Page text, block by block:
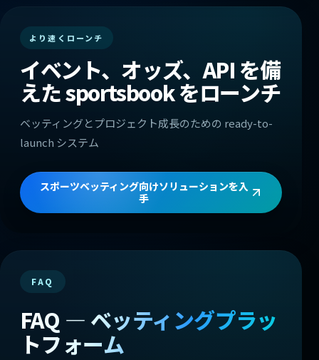
より速くローンチ
イベント、オッズ、API を備
えた sportsbook をローンチ
ベッティングとプロジェクト成長のための ready-to-
launch システム
スポーツベッティング向けソリューションを入
手
FAQ
FAQ — ベッティングプラッ
トフォーム